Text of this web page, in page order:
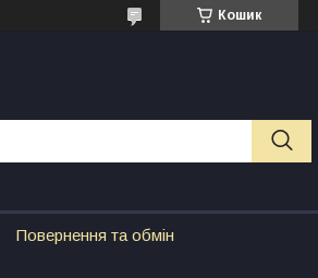
Кошик
Повернення та обмін